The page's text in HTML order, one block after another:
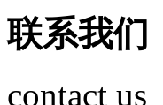
联系我们
contact us